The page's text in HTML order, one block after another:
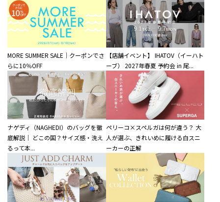
MORE SUMMER SALE｜クーポンでさ
らに10％OFF
【店舗イベント】 IHATOV（イーハト
ーブ） 2027年春夏 予約会 in 尾...
ナゲディ（NAGHEDI）のバッグを徹
底解説｜ どこの国？サイズ感・洗え
るって本...
ペリーコ×スペルガは何が違う？ 大
人が選ぶ、きれいめに履ける白スニ
ーカーの正解